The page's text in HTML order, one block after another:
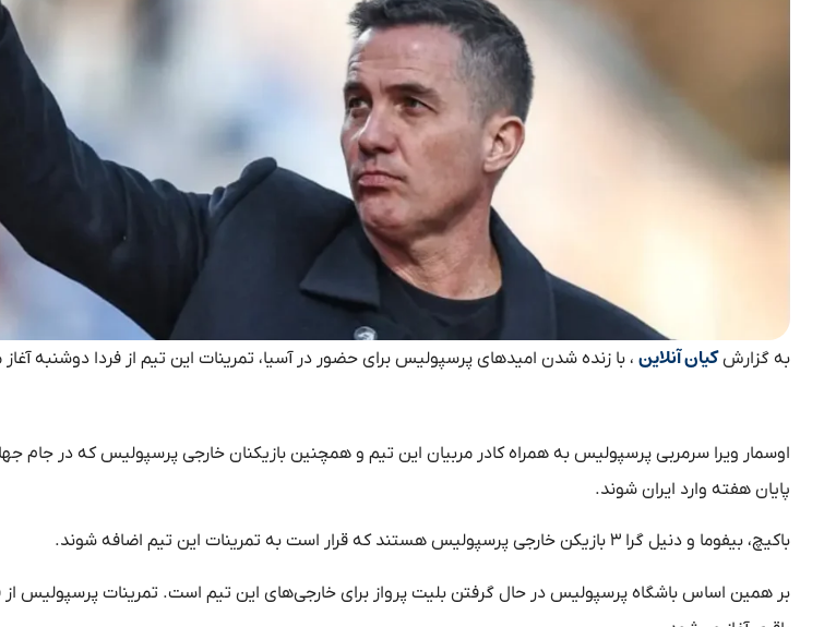
به گزارشکیان آنلاین ، با زنده شدن امیدهای پرسپولیس برای حضور در آسیا، تمرینات این تیم از فردا دوشنبه
اوسمار ویرا سرمربی پرسپولیس به همراه کادر مربیان این تیم و همچنین بازیکنان خارجی پرسپولیس که در جام
پایان هفته وارد ایران شوند.
باکیچ، بیفوما و دنیل گرا ۳ بازیکن خارجی پرسپولیس هستند که قرار است به تمرینات این تیم اضافه شوند.
بر همین اساس باشگاه پرسپولیس در حال گرفتن بلیت پرواز برای خارجی‌های این تیم است. تمرینات پرسپولیس از